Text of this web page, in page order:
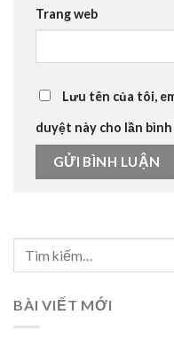
Trang web
Lưu tên của tôi,
duyệt này cho lần
BÀI VIẾT MỚI